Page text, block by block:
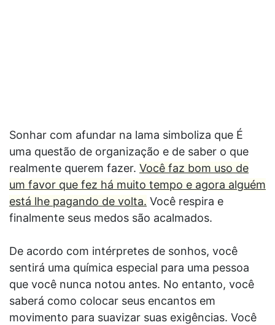
Sonhar com afundar na lama simboliza que É
uma questão de organização e de saber o que
realmente querem fazer. Você faz bom uso de
um favor que fez há muito tempo e agora alguém
está lhe pagando de volta. Você respira e
finalmente seus medos são acalmados.
De acordo com intérpretes de sonhos, você
sentirá uma química especial para uma pessoa
que você nunca notou antes. No entanto, você
saberá como colocar seus encantos em
movimento para suavizar suas exigências. Você